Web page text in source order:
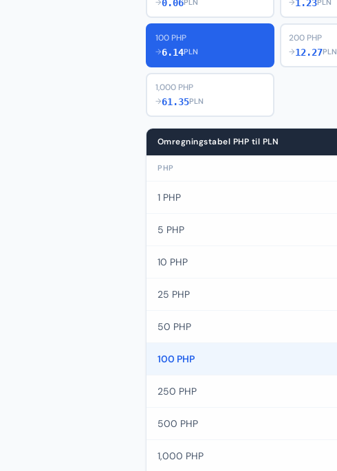
→0.06PLN →1.23PLN
100 PHP
→6.14PLN
200 PHP
→12.27PLN
1,000 PHP
→61.35PLN
Omregningstabel PHP til PLN
PHP
1 PHP
5 PHP
10 PHP
25 PHP
50 PHP
100 PHP
250 PHP
500 PHP
1,000 PHP